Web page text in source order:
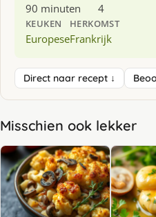
90 minuten 4
KEUKEN
Europese
HERKOMST
Frankrijk
Direct naar recept ↓
Misschien ook lekker